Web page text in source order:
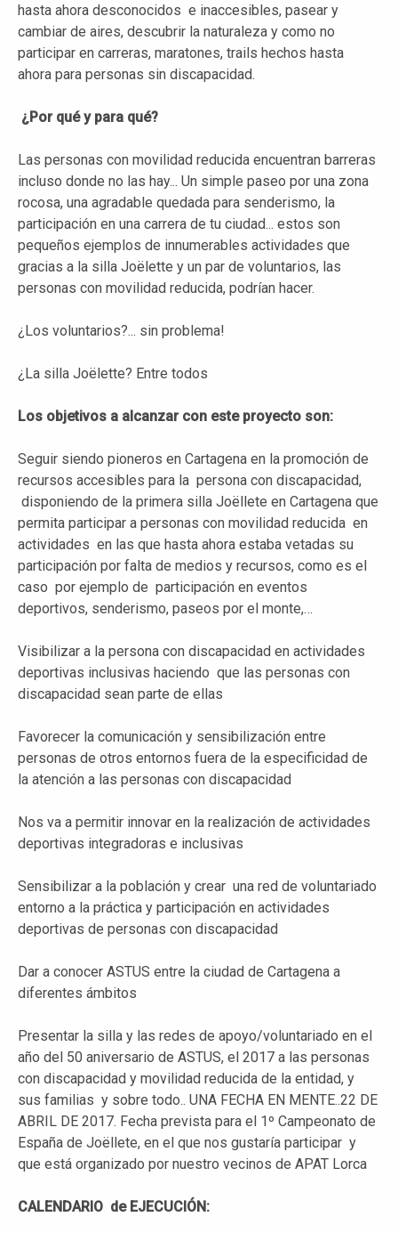
hasta ahora desconocidos e inaccesibles, pasear y
cambiar de aires, descubrir la naturaleza y como no
participar en carreras, maratones, trails hechos hasta
ahora para personas sin discapacidad.
¿Por qué y para qué?
Las personas con movilidad reducida encuentran barreras
incluso donde no las hay... Un simple paseo por una zona
rocosa, una agradable quedada para senderismo, la
participación en una carrera de tu ciudad... estos son
pequeños ejemplos de innumerables actividades que
gracias a la silla Joëlette y un par de voluntarios, las
personas con movilidad reducida, podrían hacer.
¿Los voluntarios?... sin problema!
¿La silla Joëlette? Entre todos
Los objetivos a alcanzar con este proyecto son:
Seguir siendo pioneros en Cartagena en la promoción de
recursos accesibles para la persona con discapacidad,
disponiendo de la primera silla Joëllete en Cartagena que
permita participar a personas con movilidad reducida en
actividades en las que hasta ahora estaba vetadas su
participación por falta de medios y recursos, como es el
caso por ejemplo de participación en eventos
deportivos, senderismo, paseos por el monte,…
Visibilizar a la persona con discapacidad en actividades
deportivas inclusivas haciendo que las personas con
discapacidad sean parte de ellas
Favorecer la comunicación y sensibilización entre
personas de otros entornos fuera de la especificidad de
la atención a las personas con discapacidad
Nos va a permitir innovar en la realización de actividades
deportivas integradoras e inclusivas
Sensibilizar a la población y crear una red de voluntariado
entorno a la práctica y participación en actividades
deportivas de personas con discapacidad
Dar a conocer ASTUS entre la ciudad de Cartagena a
diferentes ámbitos
Presentar la silla y las redes de apoyo/voluntariado en el
año del 50 aniversario de ASTUS, el 2017 a las personas
con discapacidad y movilidad reducida de la entidad, y
sus familias y sobre todo.. UNA FECHA EN MENTE..22 DE
ABRIL DE 2017. Fecha prevista para el 1º Campeonato de
España de Joëllete, en el que nos gustaría participar y
que está organizado por nuestro vecinos de APAT Lorca
CALENDARIO de EJECUCIÓN: